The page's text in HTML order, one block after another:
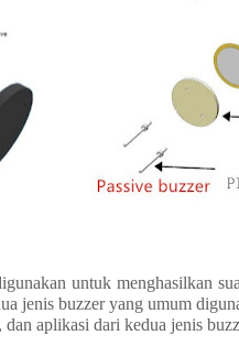
untuk menghasilkan
jenis buzzer yang umum
aplikasi dari kedua jenis